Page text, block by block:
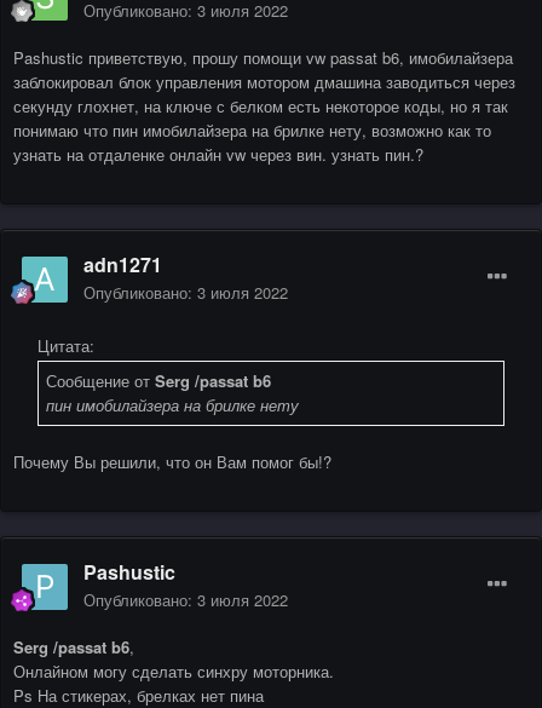
Опубликовано: 3 июля 2022
Pashustic приветствую, прошу помощи vw passat b6, имобилайзера
заблокировал блок управления мотором дмашина заводиться через
секунду глохнет, на ключе с белком есть некоторое коды, но я так
понимаю что пин имобилайзера на брилке нету, возможно как то
узнать на отдаленке онлайн vw через вин. узнать пин.?
adn1271
Опубликовано: 3 июля 2022
Цитата:
Сообщение от Serg /passat b6
пин имобилайзера на брилке нету
Почему Вы решили, что он Вам помог бы!?
Pashustic
Опубликовано: 3 июля 2022
Serg /passat b6,
Онлайном могу сделать синхру моторника.
Ps На стикерах, брелках нет пина